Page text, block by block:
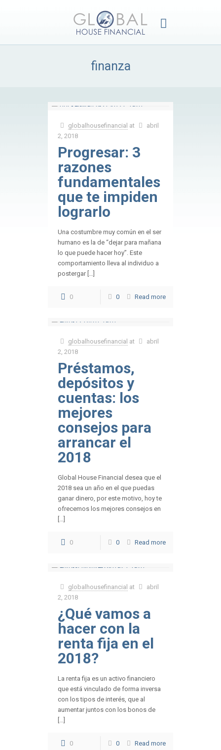
finanza
globalhousefinancial at
abril
2, 2018
Progresar: 3
razones
fundamentales
que te impiden
lograrlo
Una costumbre muy común en el ser
humano es la de “dejar para mañana
lo que puede hacer hoy”. Este
comportamiento lleva al individuo a
postergar […]
0 0 Read more
globalhousefinancial at
abril
2, 2018
Préstamos,
depósitos y
cuentas: los
mejores
consejos para
arrancar el
2018
Global House Financial desea que el
2018 sea un año en el que puedas
ganar dinero, por este motivo, hoy te
ofrecemos los mejores consejos en
[…]
0 0 Read more
globalhousefinancial at
abril
2, 2018
¿Qué vamos a
hacer con la
renta fija en el
2018?
La renta fija es un activo financiero
que está vinculado de forma inversa
con los tipos de interés, que al
aumentar juntos con los bonos de
[…]
0 0 Read more